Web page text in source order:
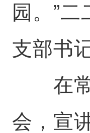
园。”
支部书
在常
会，宣